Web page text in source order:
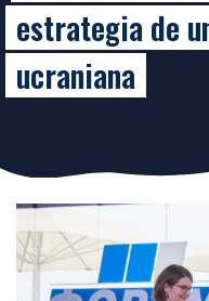
estrategia de
ucraniana